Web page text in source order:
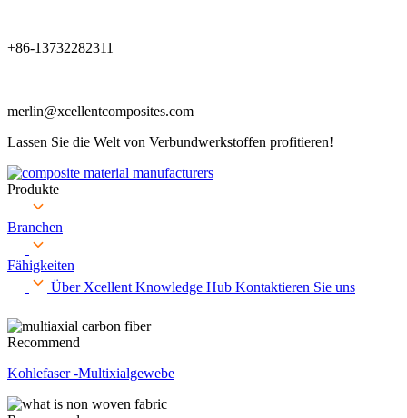
+86-13732282311
merlin@xcellentcomposites.com
Lassen Sie die Welt von Verbundwerkstoffen profitieren!
Produkte
Branchen
Fähigkeiten
Über Xcellent Knowledge Hub Kontaktieren Sie uns
Recommend
Kohlefaser -Multixialgewebe